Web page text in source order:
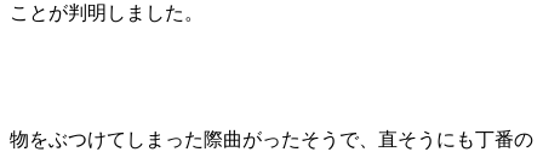
ことが判明しました。
物をぶつけてしまった際曲がったそうで、直そうにも丁番の